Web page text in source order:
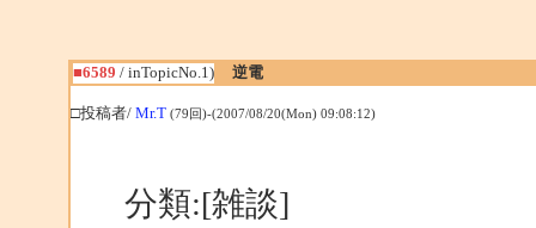
■6589 / inTopicNo.1) 逆電
□投稿者/ Mr.T (79回)-(2007/08/20(Mon) 09:08:12)
分類:[雑談]